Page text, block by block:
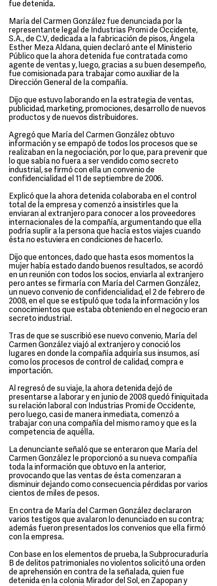
fue detenida.
María del Carmen González fue denunciada por la
representante legal de Industrias Promi de Occidente,
S.A., de C.V, dedicada a la fabricación de pisos, Ángela
Esther Meza Aldana, quien declaró ante el Ministerio
Público que la ahora detenida fue contratada como
agente de ventas y, luego, gracias a su buen desempeño,
fue comisionada para trabajar como auxiliar de la
Dirección General de la compañía.
Dijo que estuvo laborando en la estrategia de ventas,
publicidad, marketing, promociones, desarrollo de nuevos
productos y de nuevos distribuidores.
Agregó que María del Carmen González obtuvo
información y se empapó de todos los procesos que se
realizaban en la negociación, por lo que, para prevenir que
lo que sabía no fuera a ser vendido como secreto
industrial, se firmó con ella un convenio de
confidencialidad el 11 de septiembre de 2006.
Explicó que la ahora detenida colaboraba en el control
total de la empresa y comenzó a insistirles que la
enviaran al extranjero para conocer a los proveedores
internacionales de la compañía, argumentando que ella
podría suplir a la persona que hacía estos viajes cuando
ésta no estuviera en condiciones de hacerlo.
Dijo que entonces, dado que hasta esos momentos la
mujer había estado dando buenos resultados, se acordó
en un reunión con todos los socios, enviarla al extranjero
pero antes se firmaría con María del Carmen González,
un nuevo convenio de confidencialidad, el 2 de febrero de
2008, en el que se estipuló que toda la información y los
conocimientos que estaba obteniendo en el negocio eran
secreto industrial.
Tras de que se suscribió ese nuevo convenio, María del
Carmen González viajó al extranjero y conoció los
lugares en donde la compañía adquiría sus insumos, así
como los procesos de control de calidad, compra e
importación.
Al regresó de su viaje, la ahora detenida dejó de
presentarse a laborar y en junio de 2008 quedó finiquitada
su relación laboral con Industrias Promi de Occidente,
pero luego, casi de manera inmediata, comenzó a
trabajar con una compañía del mismo ramo y que es la
competencia de aquélla.
La denunciante señaló que se enteraron que María del
Carmen González le proporcionó a su nueva compañía
toda la información que obtuvo en la anterior,
provocando que las ventas de ésta comenzaran a
disminuir dejando como consecuencia pérdidas por varios
cientos de miles de pesos.
En contra de María del Carmen González declararon
varios testigos que avalaron lo denunciado en su contra;
además fueron presentados los convenios que ella firmó
con la empresa.
Con base en los elementos de prueba, la Subprocuraduría
B de delitos patrimoniales no violentos solicitó una orden
de aprehensión en contra de la señalada, quien fue
detenida en la colonia Mirador del Sol, en Zapopan y